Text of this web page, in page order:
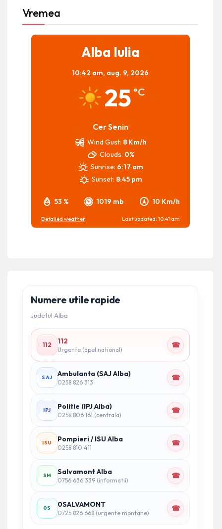
Vremea
Alba Iulia
10:42 am, aug. 9, 2026
25 °C
Cer Senin
53 % 1019 mb 10 Km/h
Wind Gust: 8 Km/h
Clouds: 0%
Sunrise: 6:17 am
Sunset: 8:45 pm
Detailed weather Last updated: 10:41 am
Numere utile rapide
Judetul Alba
112 112
Urgente (apel national) ☎
SAJ Ambulanta (SAJ Alba)
0258 826 313 ☎
IPJ Politie (IPJ Alba)
0258 806 161 (centrala) ☎
ISU Pompieri / ISU Alba
0258 810 411 ☎
SM Salvamont Alba
0756 636 339 (informatii) ☎
0S 0SALVAMONT
0725 826 668 (urgente montane) ☎